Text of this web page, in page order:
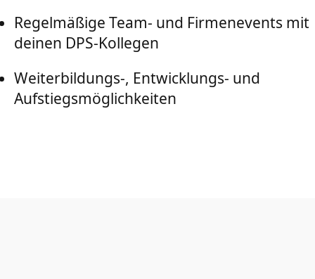
Regelmäßige Team- und Firmenevents mit
deinen DPS-Kollegen
Weiterbildungs-, Entwicklungs- und
Aufstiegsmöglichkeiten